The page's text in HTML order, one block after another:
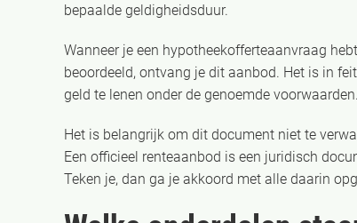
bepaalde geldigheidsduur.
Wanneer je een hypotheekofferteaanvraag
beoordeeld, ontvang je dit aanbod. Het is in
geld te lenen onder de genoemde voorwaarden.
Het is belangrijk om dit document niet te
Een officieel renteaanbod is een juridisch
Teken je, dan ga je akkoord met alle daarin